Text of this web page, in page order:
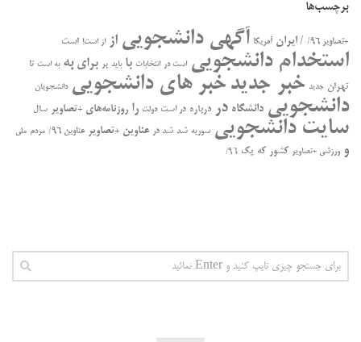
برچسب‌ها
+تصاویر ۹۶/ / ایران آمریکا آگهی دانشجویی از از است! است
استخدام دانشجویی است در انتخابات با باید بر برای به به است تا
تهران جدید خبر جدید خبر های دانشجویی دانشجویان
دانشجویی دانشگاه در درباره در ﺍﺳﺖ دولت را روزنامه‌های +تصاویر سال
سایت دانشجویی سوریه شد شد در عناوین +تصاویر عناوین ۹۶/ مردم ملی
و ورزشی +تصاویر کشور که یک ۹۶/